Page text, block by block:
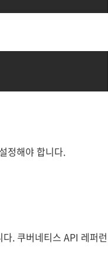
정해야 합니다.
. 쿠버네티스 API 레퍼런